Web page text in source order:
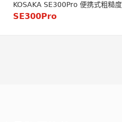
KOSAKA SE300Pro 便携式粗糙
SE300Pro